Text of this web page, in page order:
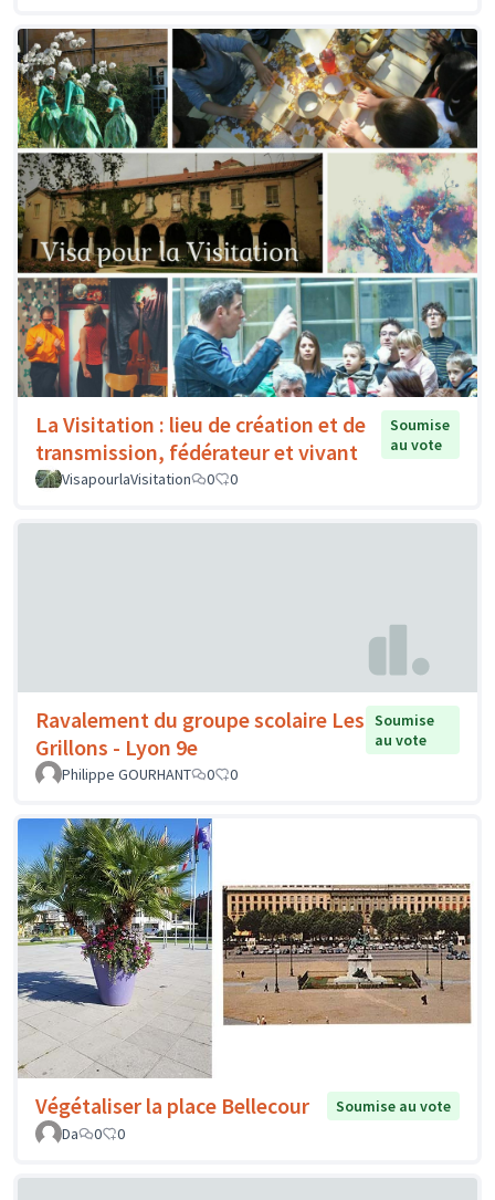
La Visitation : lieu de création et de
transmission, fédérateur et vivant
Soumise
au vote
VisapourlaVisitation
0 0
Ravalement du groupe scolaire Les
Grillons - Lyon 9e
Soumise
au vote
Philippe GOURHANT
0 0
Végétaliser la place Bellecour
Soumise au vote
Da
0 0